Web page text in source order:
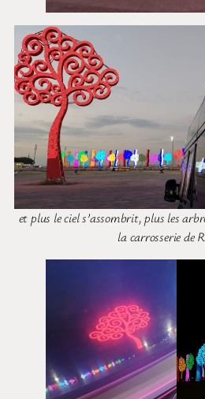
et plus le ciel s’assombrit, plus les
la carrosserie de